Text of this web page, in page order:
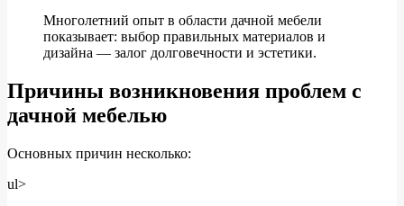
Многолетний опыт в области дачной мебели
показывает: выбор правильных материалов и
дизайна — залог долговечности и эстетики.
Причины возникновения проблем с
дачной мебелью
Основных причин несколько:
ul>